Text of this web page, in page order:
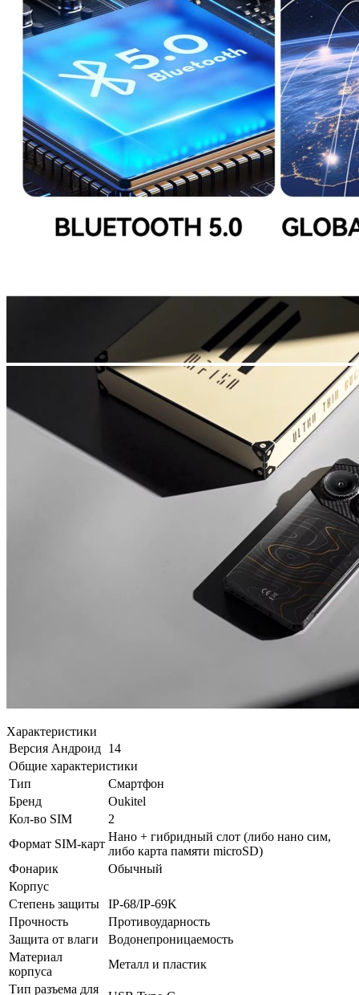
Характеристики
Версия Андроид 14
Общие характеристики
Тип
Смартфон
Бренд
Oukitel
Кол-во SIM
2
Формат SIM-карт
Нано + гибридный слот (либо нано сим,
либо карта памяти microSD)
Фонарик
Обычный
Корпус
Степень защиты
IP-68/IP-69K
Прочность
Противоударность
Защита от влаги
Водонепроницаемость
Материал
корпуса
Металл и пластик
Тип разъема для